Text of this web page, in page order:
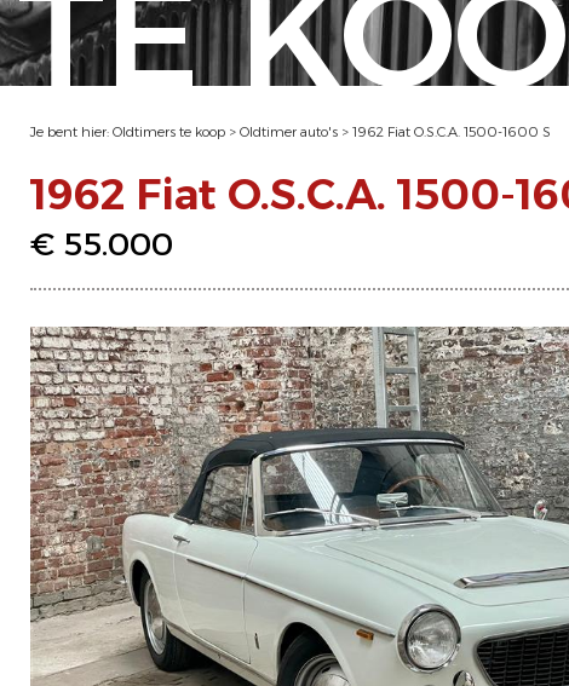
Je bent hier: Oldtimers te koop > Oldtimer auto's > 1962 Fiat O.S.C.A. 1500-1600 S
1962 Fiat O.S.C.A. 1500-
€ 55.000